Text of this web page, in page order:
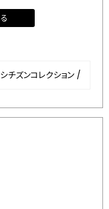
シチズンコレクション /